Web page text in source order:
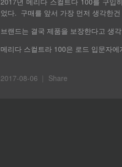
었다. 구매를 앞서 가장 먼저 생각한
브랜드는 결국 제품을 보장한다고 생
메리다 스컬트라 100은 로드 입문자
2017-08-06 Share